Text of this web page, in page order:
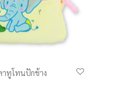
ทูโทนปักช้าง